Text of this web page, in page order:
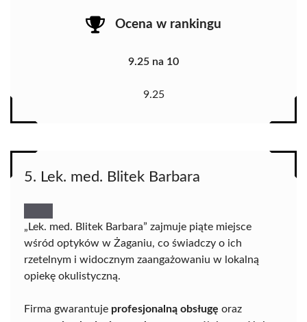
Ocena w rankingu
9.25 na 10
9.25
5. Lek. med. Blitek Barbara
„Lek. med. Blitek Barbara” zajmuje piąte miejsce
wśród optyków w Żaganiu, co świadczy o ich
rzetelnym i widocznym zaangażowaniu w lokalną
opiekę okulistyczną.
Firma gwarantuje profesjonalną obsługę oraz